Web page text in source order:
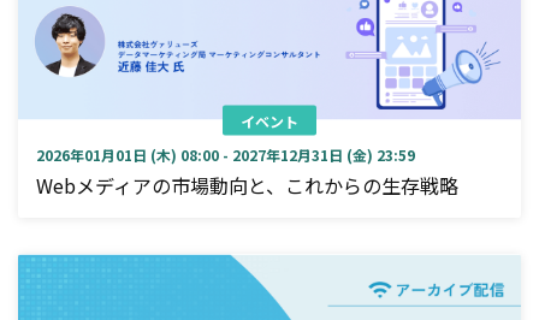
イベント
2026年01月01日 (木) 08:00 - 2027年12月31日 (金) 23:59
Webメディアの市場動向と、これからの生存戦略